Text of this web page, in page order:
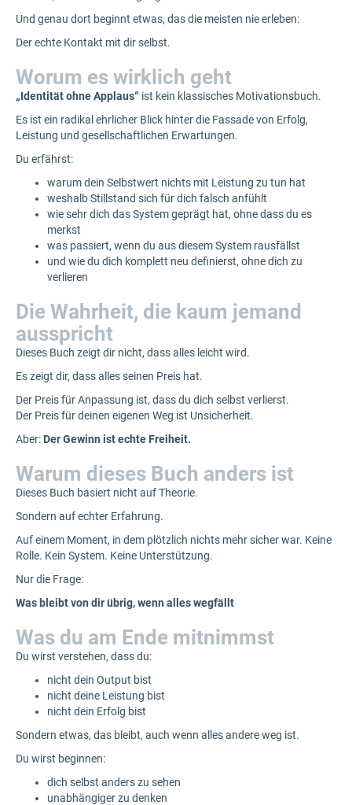
Und genau dort beginnt etwas, das die meisten nie erleben:
Der echte Kontakt mit dir selbst.
Worum es wirklich geht
„Identität ohne Applaus“ ist kein klassisches Motivationsbuch.
Es ist ein radikal ehrlicher Blick hinter die Fassade von Erfolg,
Leistung und gesellschaftlichen Erwartungen.
Du erfährst:
warum dein Selbstwert nichts mit Leistung zu tun hat
weshalb Stillstand sich für dich falsch anfühlt
wie sehr dich das System geprägt hat, ohne dass du es
merkst
was passiert, wenn du aus diesem System rausfällst
und wie du dich komplett neu definierst, ohne dich zu
verlieren
Die Wahrheit, die kaum jemand
ausspricht
Dieses Buch zeigt dir nicht, dass alles leicht wird.
Es zeigt dir, dass alles seinen Preis hat.
Der Preis für Anpassung ist, dass du dich selbst verlierst.
Der Preis für deinen eigenen Weg ist Unsicherheit.
Aber: Der Gewinn ist echte Freiheit.
Warum dieses Buch anders ist
Dieses Buch basiert nicht auf Theorie.
Sondern auf echter Erfahrung.
Auf einem Moment, in dem plötzlich nichts mehr sicher war. Keine
Rolle. Kein System. Keine Unterstützung.
Nur die Frage:
Was bleibt von dir übrig, wenn alles wegfällt
Was du am Ende mitnimmst
Du wirst verstehen, dass du:
nicht dein Output bist
nicht deine Leistung bist
nicht dein Erfolg bist
Sondern etwas, das bleibt, auch wenn alles andere weg ist.
Du wirst beginnen:
dich selbst anders zu sehen
unabhängiger zu denken